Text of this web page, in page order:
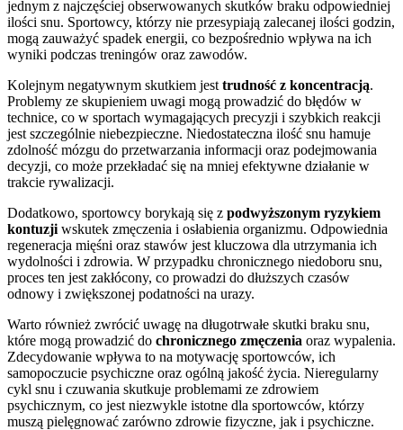
jednym z najczęściej obserwowanych skutków braku odpowiedniej
ilości snu. Sportowcy, którzy nie przesypiają zalecanej ilości godzin,
mogą zauważyć spadek energii, co bezpośrednio wpływa na ich
wyniki podczas treningów oraz zawodów.
Kolejnym negatywnym skutkiem jest trudność z koncentracją.
Problemy ze skupieniem uwagi mogą prowadzić do błędów w
technice, co w sportach wymagających precyzji i szybkich reakcji
jest szczególnie niebezpieczne. Niedostateczna ilość snu hamuje
zdolność mózgu do przetwarzania informacji oraz podejmowania
decyzji, co może przekładać się na mniej efektywne działanie w
trakcie rywalizacji.
Dodatkowo, sportowcy borykają się z podwyższonym ryzykiem
kontuzji wskutek zmęczenia i osłabienia organizmu. Odpowiednia
regeneracja mięśni oraz stawów jest kluczowa dla utrzymania ich
wydolności i zdrowia. W przypadku chronicznego niedoboru snu,
proces ten jest zakłócony, co prowadzi do dłuższych czasów
odnowy i zwiększonej podatności na urazy.
Warto również zwrócić uwagę na długotrwałe skutki braku snu,
które mogą prowadzić do chronicznego zmęczenia oraz wypalenia.
Zdecydowanie wpływa to na motywację sportowców, ich
samopoczucie psychiczne oraz ogólną jakość życia. Nieregularny
cykl snu i czuwania skutkuje problemami ze zdrowiem
psychicznym, co jest niezwykle istotne dla sportowców, którzy
muszą pielęgnować zarówno zdrowie fizyczne, jak i psychiczne.